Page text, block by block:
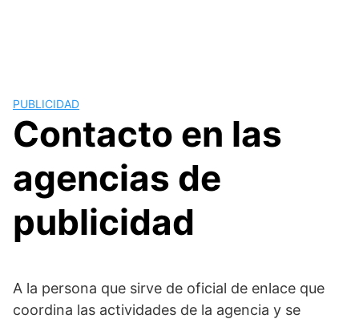
PUBLICIDAD
Contacto en las
agencias de
publicidad
A la persona que sirve de oficial de enlace que
coordina las actividades de la agencia y se